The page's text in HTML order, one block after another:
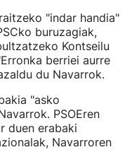
"indar handia"
buruzagiak,
Kontseilu
berriei aurre
du Navarrok.
"asko
PSOEren
duen erabaki
Navarroren